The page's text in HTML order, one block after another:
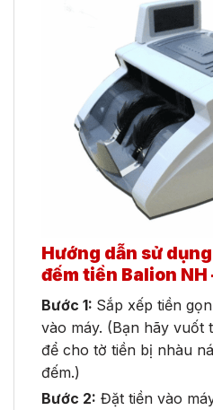
Hướng dẫn sử
đếm tiền Balion NH
Bước 1: Sắp xếp tiền
vào máy. (Bạn hãy vuốt
để cho tờ tiền bị nhàu
đếm.)
Bước 2: Đặt tiền vào